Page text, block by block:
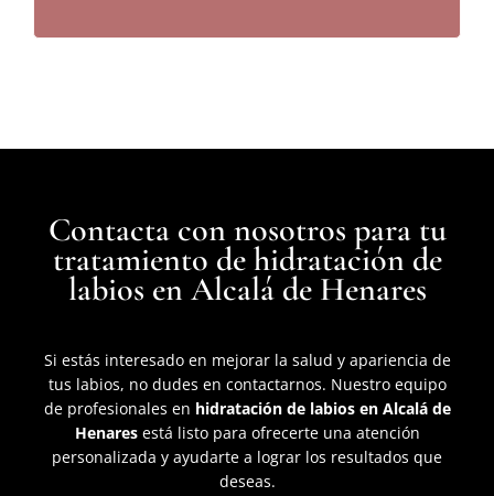
Contacta con nosotros para tu
tratamiento de hidratación de
labios en Alcalá de Henares
Si estás interesado en mejorar la salud y apariencia de
tus labios, no dudes en contactarnos. Nuestro equipo
de profesionales en hidratación de labios en Alcalá de
Henaresestá listo para ofrecerte una atención
personalizada y ayudarte a lograr los resultados que
deseas.